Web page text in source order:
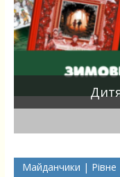
Майданчики | Рівне